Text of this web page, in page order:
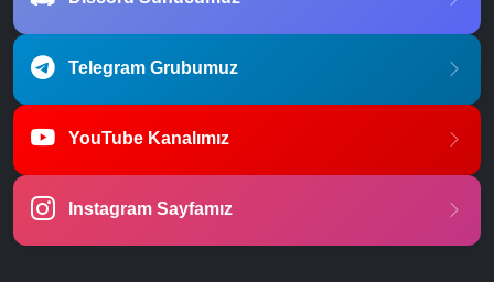
Telegram Grubumuz
YouTube Kanalımız
Instagram Sayfamız